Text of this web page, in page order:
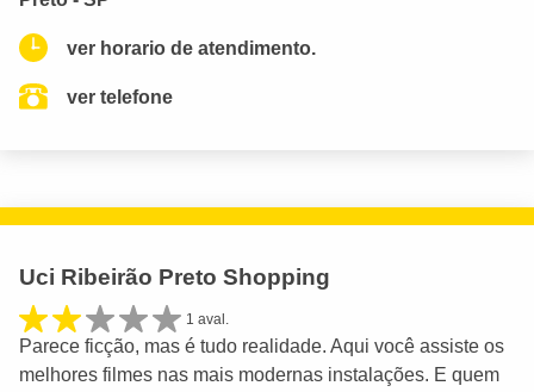
ver horario de atendimento.
ver telefone
Uci Ribeirão Preto Shopping
1 aval.
Parece ficção, mas é tudo realidade. Aqui você assiste os
melhores filmes nas mais modernas instalações. E quem